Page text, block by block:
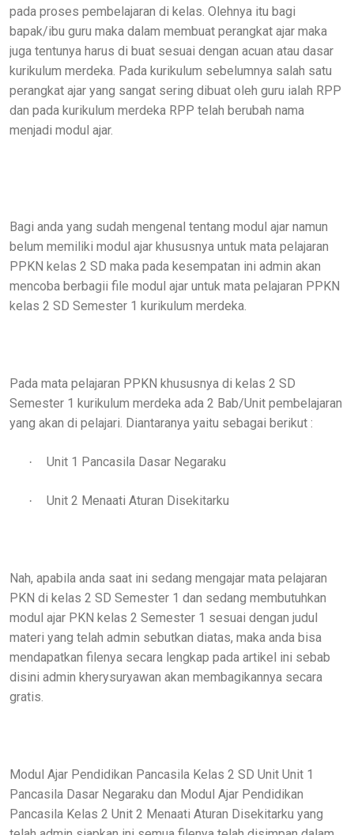
pada proses pembelajaran di kelas. Olehnya itu bagi
bapak/ibu guru maka dalam membuat perangkat ajar maka
juga tentunya harus di buat sesuai dengan acuan atau dasar
kurikulum merdeka. Pada kurikulum sebelumnya salah satu
perangkat ajar yang sangat sering dibuat oleh guru ialah RPP
dan pada kurikulum merdeka RPP telah berubah nama
menjadi modul ajar.
Bagi anda yang sudah mengenal tentang modul ajar namun
belum memiliki modul ajar khususnya untuk mata pelajaran
PPKN kelas 2 SD maka pada kesempatan ini admin akan
mencoba berbagii file modul ajar untuk mata pelajaran PPKN
kelas 2 SD Semester 1 kurikulum merdeka.
Pada mata pelajaran PPKN khususnya di kelas 2 SD
Semester 1 kurikulum merdeka ada 2 Bab/Unit pembelajaran
yang akan di pelajari. Diantaranya yaitu sebagai berikut :
· Unit 1 Pancasila Dasar Negaraku
· Unit 2 Menaati Aturan Disekitarku
Nah, apabila anda saat ini sedang mengajar mata pelajaran
PKN di kelas 2 SD Semester 1 dan sedang membutuhkan
modul ajar PKN kelas 2 Semester 1 sesuai dengan judul
materi yang telah admin sebutkan diatas, maka anda bisa
mendapatkan filenya secara lengkap pada artikel ini sebab
disini admin kherysuryawan akan membagikannya secara
gratis.
Modul Ajar Pendidikan Pancasila Kelas 2 SD Unit Unit 1
Pancasila Dasar Negaraku dan Modul Ajar Pendidikan
Pancasila Kelas 2 Unit 2 Menaati Aturan Disekitarku yang